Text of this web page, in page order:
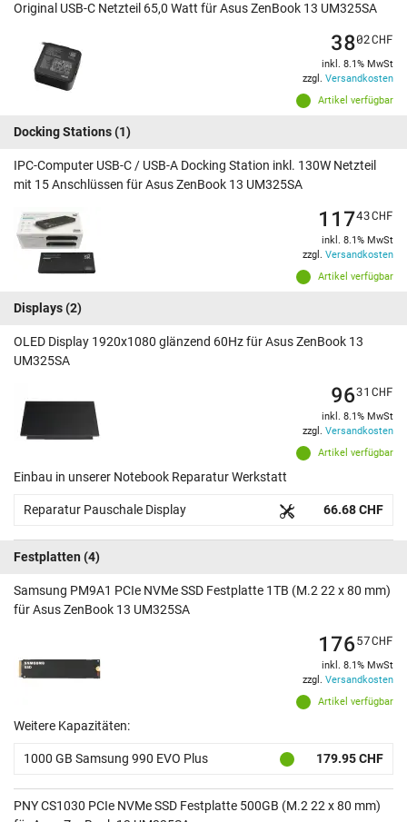
Original USB-C Netzteil 65,0 Watt für Asus ZenBook 13 UM325SA
Artikel verfügbar
3802CHF
inkl. 8.1% MwSt
zzgl. Versandkosten
Docking Stations(1)
IPC-Computer USB-C / USB-A Docking Station inkl. 130W Netzteil
mit 15 Anschlüssen für Asus ZenBook 13 UM325SA
Artikel verfügbar
11743CHF
inkl. 8.1% MwSt
zzgl. Versandkosten
Displays(2)
OLED Display 1920x1080 glänzend 60Hz für Asus ZenBook 13
UM325SA
Artikel verfügbar
9631 CHF
inkl. 8.1% MwSt
zzgl. Versandkosten
Einbau in unserer Notebook Reparatur Werkstatt
Reparatur Pauschale Display 66.68 CHF
Festplatten (4)
Samsung PM9A1 PCIe NVMe SSD Festplatte 1TB (M.2 22 x 80 mm)
für Asus ZenBook 13 UM325SA
Artikel verfügbar
17657CHF
inkl. 8.1% MwSt
zzgl. Versandkosten
Weitere Kapazitäten:
1000 GB Samsung 990 EVO Plus 179.95 CHF
PNY CS1030 PCIe NVMe SSD Festplatte 500GB (M.2 22 x 80 mm)